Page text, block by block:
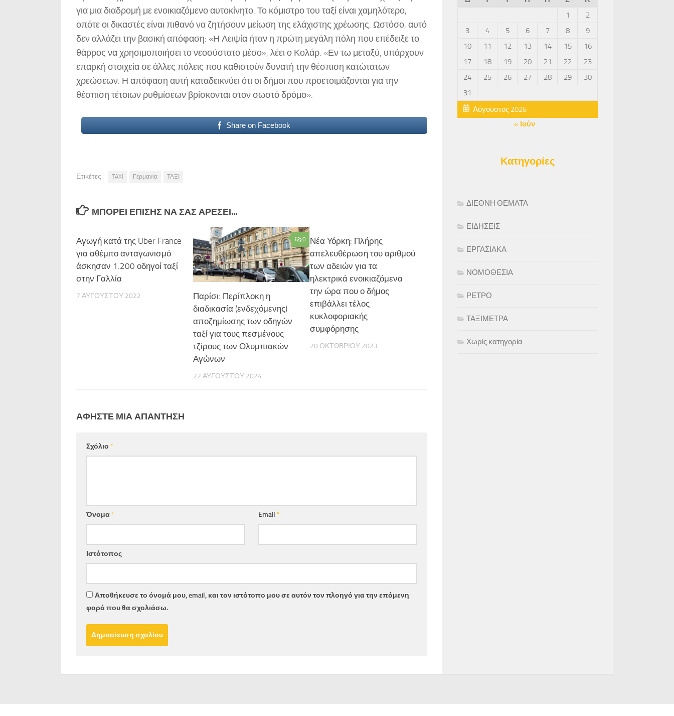
για μια διαδρομή με ενοικιαζόμενο αυτοκίνητο. Το κόμιστρο του ταξί είναι χαμηλότερο,
οπότε οι δικαστές είναι πιθανό να ζητήσουν μείωση της ελάχιστης χρέωσης. Ωστόσο, αυτό
δεν αλλάζει την βασική απόφαση: «Η Λειψία ήταν η πρώτη μεγάλη πόλη που επέδειξε το
θάρρος να χρησιμοποιήσει το νεοσύστατο μέσο», λέει ο Κολάρ. «Εν τω μεταξύ, υπάρχουν
επαρκή στοιχεία σε άλλες πόλεις που καθιστούν δυνατή την θέσπιση κατώτατων
χρεώσεων. Η απόφαση αυτή καταδεικνύει ότι οι δήμοι που προετοιμάζονται για την
θέσπιση τέτοιων ρυθμίσεων βρίσκονται στον σωστό δρόμο».
Share on Facebook
Ετικέτες: TAXI Γερμανία ΤΑΞΙ
ΜΠΟΡΕΊ ΕΠΊΣΗΣ ΝΑ ΣΑΣ ΑΡΈΣΕΙ...
Αγωγή κατά της Uber France
για αθέμιτο ανταγωνισμό
άσκησαν 1.200 οδηγοί ταξί
στην Γαλλία
7 ΑΥΓΟΎΣΤΟΥ 2022
0
Παρίσι: Περίπλοκη η
διαδικασία (ενδεχόμενης)
αποζημίωσης των οδηγών
ταξί για τους πεσμένους
τζίρους των Ολυμπιακών
Αγώνων
22 ΑΥΓΟΎΣΤΟΥ 2024
Νέα Υόρκη: Πλήρης
απελευθέρωση του αριθμού
των αδειών για τα
ηλεκτρικά ενοικιαζόμενα
την ώρα που ο δήμος
επιβάλλει τέλος
κυκλοφοριακής
συμφόρησης
20 ΟΚΤΩΒΡΊΟΥ 2023
ΑΦΉΣΤΕ ΜΙΑ ΑΠΆΝΤΗΣΗ
Σχόλιο *
Όνομα* Email*
Ιστότοπος
Αποθήκευσε το όνομά μου, email, και τον ιστότοπο μου σε αυτόν τον πλοηγό για την επόμενη
φορά που θα σχολιάσω.
Αύγουστος 2026
1
2
3
4 5 6 7 8
9
10
11 12 13 14 15
16
17
18 19 20 21 22
23
24
25 26 27 28 29
30
31
« Ιούν
Κατηγορίες
ΔΙΕΘΝΗ ΘΕΜΑΤΑ
ΕΙΔΗΣΕΙΣ
ΕΡΓΑΣΙΑΚΑ
ΝΟΜΟΘΕΣΙΑ
ΡΕΤΡΟ
ΤΑΞΙΜΕΤΡΑ
Χωρίς κατηγορία